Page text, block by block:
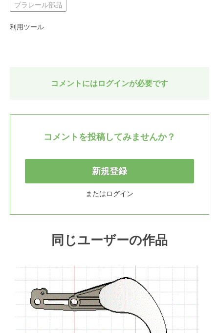
プラレール部品
利用ツール
コメントにはログインが必要です
コメントを投稿してみませんか？
新規登録
またはログイン
同じユーザーの作品